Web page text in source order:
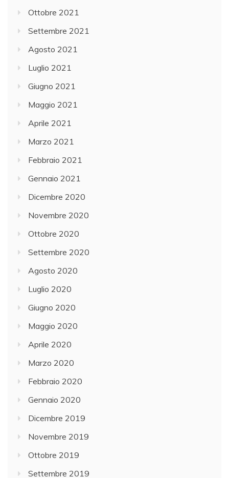
Ottobre 2021
Settembre 2021
Agosto 2021
Luglio 2021
Giugno 2021
Maggio 2021
Aprile 2021
Marzo 2021
Febbraio 2021
Gennaio 2021
Dicembre 2020
Novembre 2020
Ottobre 2020
Settembre 2020
Agosto 2020
Luglio 2020
Giugno 2020
Maggio 2020
Aprile 2020
Marzo 2020
Febbraio 2020
Gennaio 2020
Dicembre 2019
Novembre 2019
Ottobre 2019
Settembre 2019